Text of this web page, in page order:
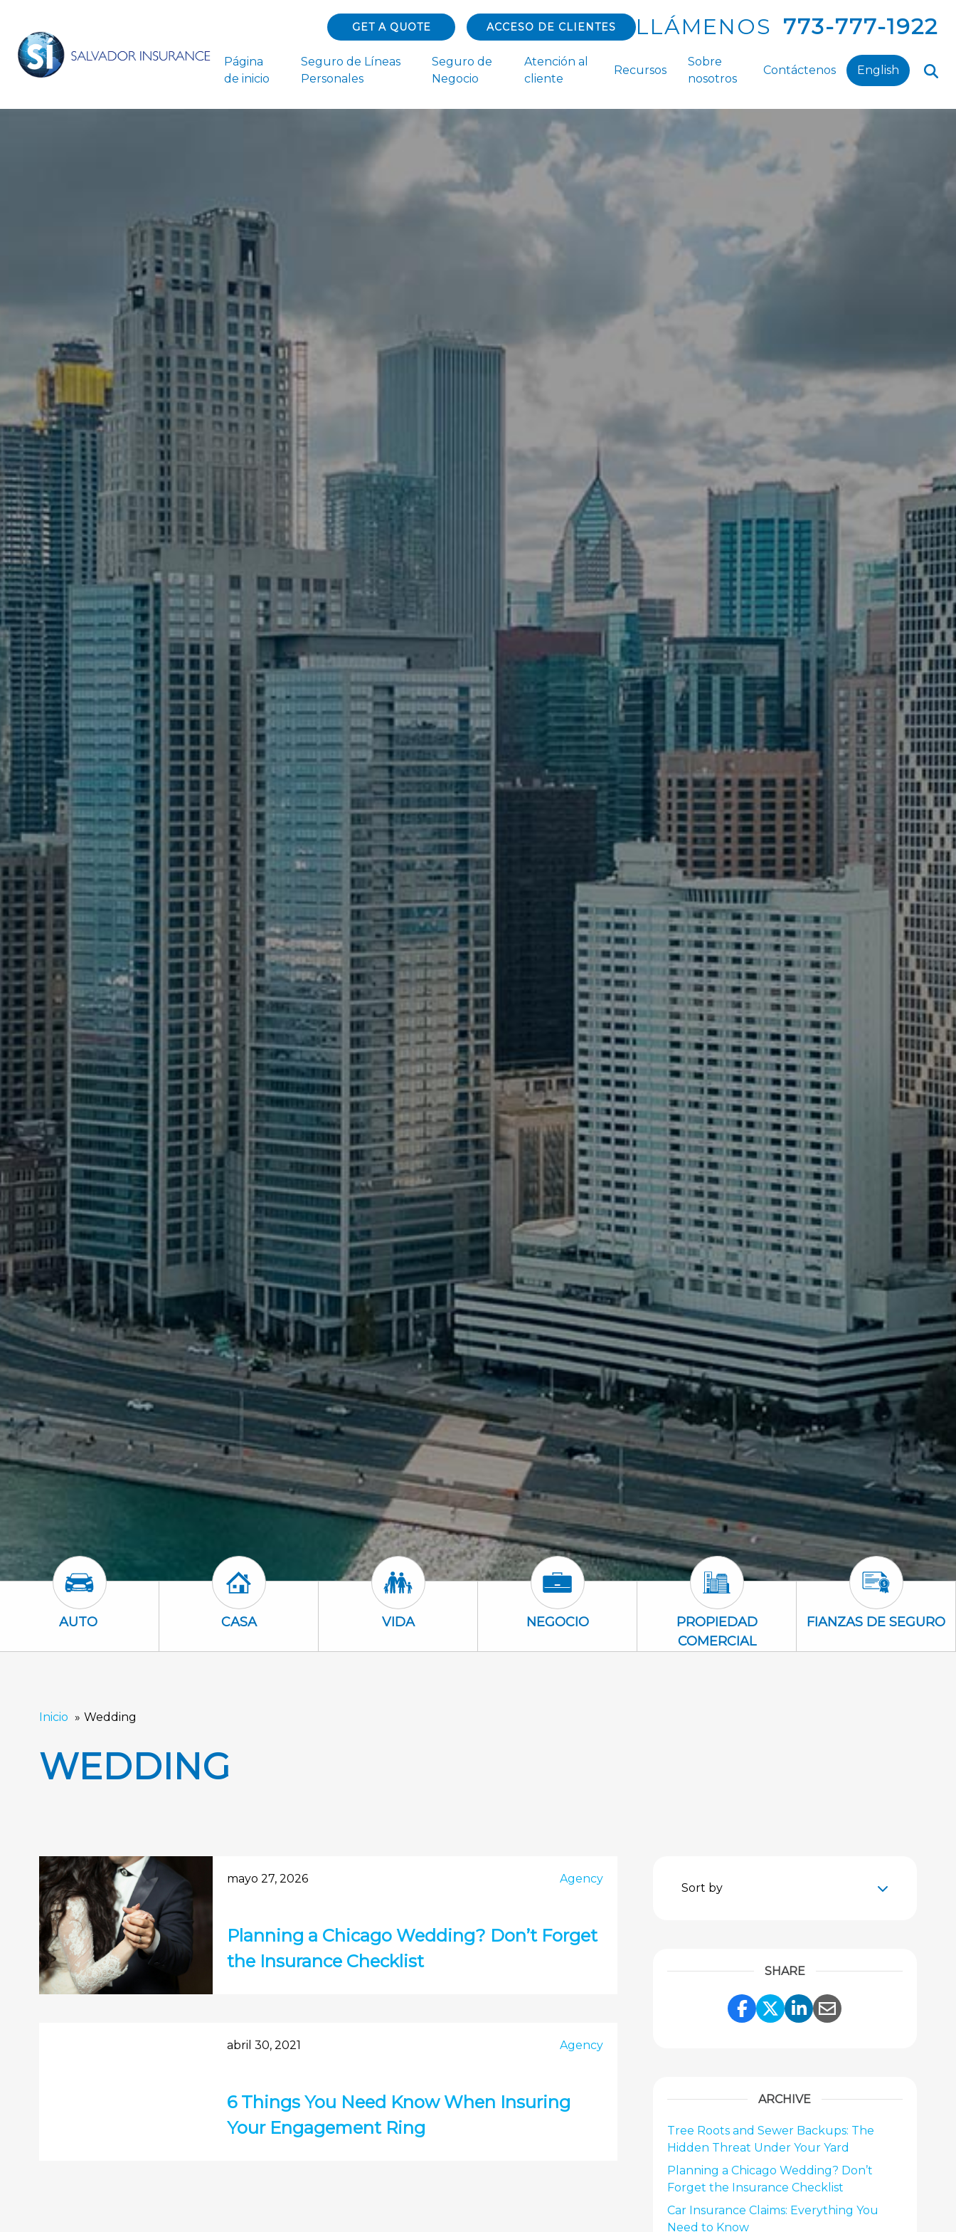
GET A QUOTE ACCESO DE CLIENTES LLÁMENOS 773-777-1922
Página
de inicio
Seguro de Líneas
Personales
Seguro de
Negocio
Atención al
cliente
Recursos
Sobre
nosotros
Contáctenos English
Auto Icon
AUTO Casa Icon
CASA Vida Icon
VIDA Negocio Icon
NEGOCIO Propiedad Comercial Icon
PROPIEDAD
COMERCIAL
Fianzas de
FIANZAS DE SEGURO
Inicio Wedding
WEDDING
mayo 27, 2026 Agency
Planning a Chicago Wedding? Don’t Forget
the Insurance Checklist
abril 30, 2021 Agency
6 Things You Need Know When Insuring
Your Engagement Ring
Sort by
SHARE
Share Link to Facebook
Share Link to Twitter
Share Link to
Share Link to
ARCHIVE
Tree Roots and Sewer Backups: The
Hidden Threat Under Your Yard
Planning a Chicago Wedding? Don’t
Forget the Insurance Checklist
Car Insurance Claims: Everything You
Need to Know